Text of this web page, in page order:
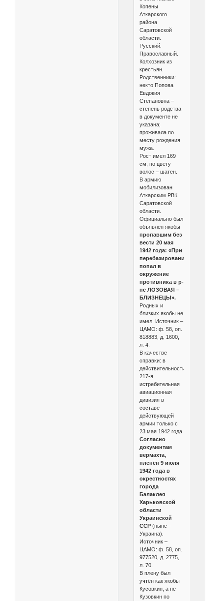
Копены
Аткарского
района
Саратовской
области.
Русский.
Православный.
Колхозник из
крестьян.
Родственники:
некто Попова
Евдокия
Степановна –
степень родства
в документе не
указана;
проживала по
месту рождения
мужа.
Рост имел 169
см; по цвету
волос – шатен.
В армию
мобилизован
Аткарским РВК
Саратовской
области.
Официально был
объявлен якобы
пропавшим без
вести 20 мая
1942 года: «При
перебазировании
попал в
окружение
противника в р-
не ЛОЗОВАЯ –
БЛИЗНЕЦЫ».
Родных и
близких якобы не
имел. Источник –
ЦАМО: ф. 58, оп.
818883, д. 1600,
л. 4.
В качестве
справки: в
действительности
217-я
истребительная
авиационная
дивизия в
составе
действующей
армии только с
23 мая 1942 года.
Согласно
документам
вермахта,
пленён 9 июля
1942 года в
окрестностях
города
Балаклея
Харьковской
области
Украинской
ССР(ныне –
Украина).
Источник –
ЦАМО: ф. 58, оп.
977520, д. 2775,
л. 70.
В плену был
учтён как якобы
Кусовкин, а не
Кузовкин по